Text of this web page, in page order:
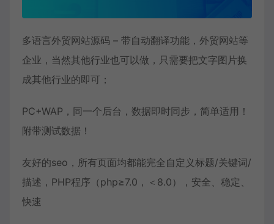
多语言外贸网站源码 – 带自动翻译功能，外贸网站等
企业，当然其他行业也可以做，只需要把文字图片换
成其他行业的即可；
PC+WAP，同一个后台，数据即时同步，简单适用！
附带测试数据！
友好的seo，所有页面均都能完全自定义标题/关键词/
描述，PHP程序（php≥7.0，＜8.0），安全、稳定、
快速